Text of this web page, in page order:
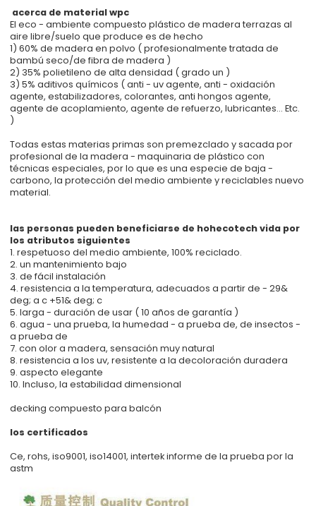
acerca de material wpc
El eco - ambiente compuesto plástico de madera terrazas al
aire libre/suelo que produce es de hecho
1) 60% de madera en polvo ( profesionalmente tratada de
bambú seco/de fibra de madera )
2) 35% polietileno de alta densidad ( grado un )
3) 5% aditivos químicos ( anti - uv agente, anti - oxidación
agente, estabilizadores, colorantes, anti hongos agente,
agente de acoplamiento, agente de refuerzo, lubricantes... Etc.
)
Todas estas materias primas son premezclado y sacada por
profesional de la madera - maquinaria de plástico con
técnicas especiales, por lo que es una especie de baja -
carbono, la protección del medio ambiente y reciclables nuevo
material.
las personas pueden beneficiarse de hohecotech vida por
los atributos siguientes
1. respetuoso del medio ambiente, 100% reciclado.
2. un mantenimiento bajo
3. de fácil instalación
4. resistencia a la temperatura, adecuados a partir de - 29&
deg; a c +51& deg; c
5. larga - duración de usar ( 10 años de garantía )
6. agua - una prueba, la humedad - a prueba de, de insectos -
a prueba de
7. con olor a madera, sensación muy natural
8. resistencia a los uv, resistente a la decoloración duradera
9. aspecto elegante
10. Incluso, la estabilidad dimensional
decking compuesto para balcón
los certificados
Ce, rohs, iso9001, iso14001, intertek informe de la prueba por la
astm